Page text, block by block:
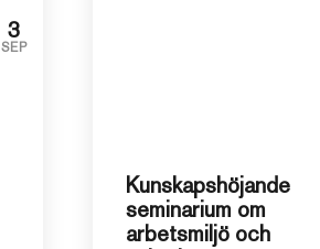
3
SEP
Kunskapshöjande
seminarium om
arbetsmiljö och